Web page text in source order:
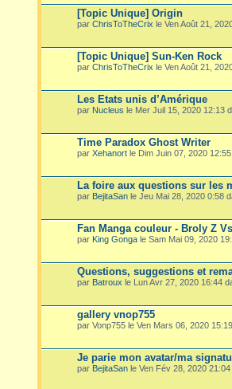
[Topic Unique] Origin
par ChrisToTheCrix le Ven Août 21,
[Topic Unique] Sun-Ken Rock
par ChrisToTheCrix le Ven Août 21,
Les Etats unis d’Amérique
par Nucleus le Mer Juil 15, 2020 12:13
Time Paradox Ghost Writer
par Xehanort le Dim Juin 07, 2020
La foire aux questions sur les
par BejitaSan le Jeu Mai 28, 2020 0:58
Fan Manga couleur - Broly Z
par King Gonga le Sam Mai 09, 2020
Questions, suggestions et
par Batroux le Lun Avr 27, 2020 16:44
gallery vnop755
par Vonp755 le Ven Mars 06, 2020
Je parie mon avatar/ma
par BejitaSan le Ven Fév 28, 2020